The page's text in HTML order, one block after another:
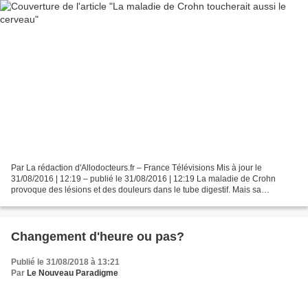
Par La rédaction d'Allodocteurs.fr – France Télévisions Mis à jour le
31/08/2016 | 12:19 – publié le 31/08/2016 | 12:19 La maladie de Crohn
provoque des lésions et des douleurs dans le tube digestif. Mais sa
Changement d'heure ou pas?
Publié le 31/08/2018 à 13:21
Par Le Nouveau Paradigme